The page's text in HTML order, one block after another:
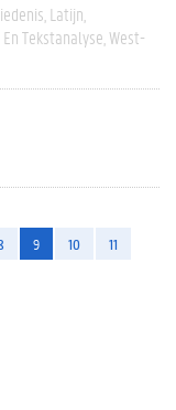
Latijn
Tekstanalyse West-
9 10
11